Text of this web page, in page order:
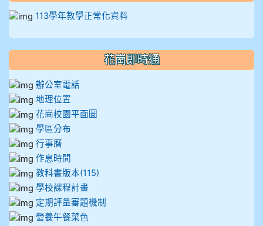
113學年教學正常化資料
花崗即時通
辦公室電話
地理位置
花崗校園平面圖
學區分布
行事曆
作息時間
教科書版本(115)
學校課程計畫
定期評量審題機制
營養午餐菜色